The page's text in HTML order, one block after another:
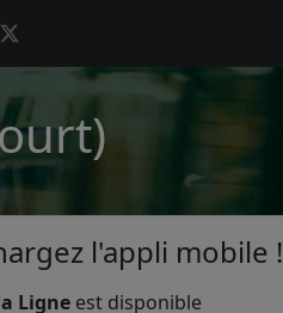
l'appli mobile !
Ligne est disponible